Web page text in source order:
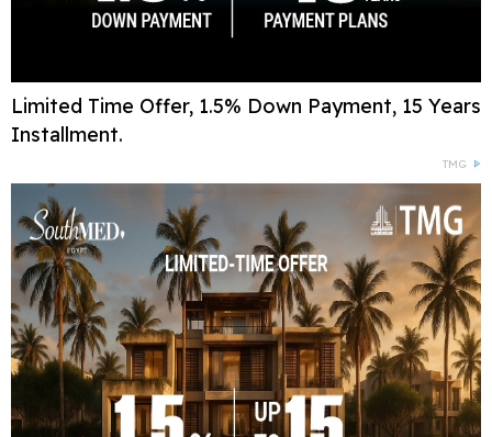
Limited Time Offer, 1.5% Down Payment, 15 Years
Installment.
TMG